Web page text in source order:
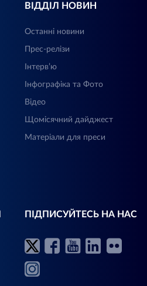
ВІДДІЛ НОВИН
Останні новини
Прес-релізи
Інтерв’ю
Інфографіка та Фото
Відео
Щомісячний дайджест
Матеріали для преси
ПІДПИСУЙТЕСЬ НА НАС